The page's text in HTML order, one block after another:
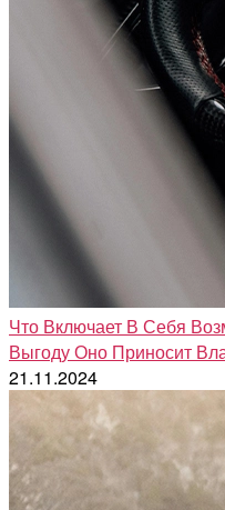
Что Включает В Себя
Выгоду Оно Приносит
21.11.2024